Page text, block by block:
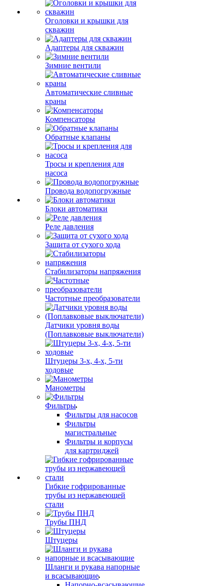
Оголовки и крышки для
скважин
Адаптеры для скважин
Зимние вентили
Автоматические сливные
краны
Компенсаторы
Обратные клапаны
Тросы и крепления для
насоса
Провода водопогружные
Блоки автоматики
Реле давления
Защита от сухого хода
Стабилизаторы напряжения
Частотные преобразователи
Датчики уровня воды
(Поплавковые выключатели)
Штуцеры 3-х, 4-х, 5-ти
ходовые
Манометры
Фильтры
Фильтры для насосов
Фильтры
магистральные
Фильтры и корпусы
для картриджей
Гибкие гофрированные
трубы из нержавеющей
стали
Трубы ПНД
Штуцеры
Шланги и рукава напорные
и всасывающие